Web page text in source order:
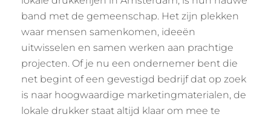
band met de gemeenschap. Het zijn plekken
waar mensen samenkomen, ideeën
uitwisselen en samen werken aan prachtige
projecten. Of je nu een ondernemer bent die
net begint of een gevestigd bedrijf dat op zoek
is naar hoogwaardige marketingmaterialen, de
lokale drukker staat altijd klaar om mee te